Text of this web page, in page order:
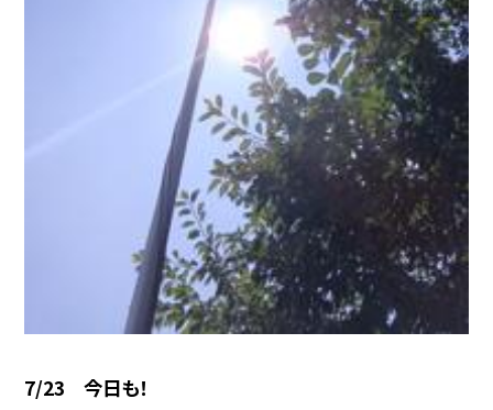
7/23 今日も！